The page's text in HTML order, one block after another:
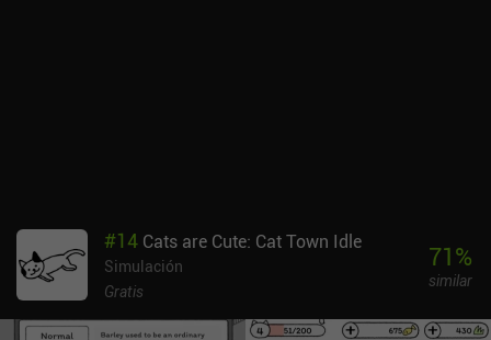
#14 Cats are Cute: Cat Town Idle
Simulación
Gratis
71%
similar